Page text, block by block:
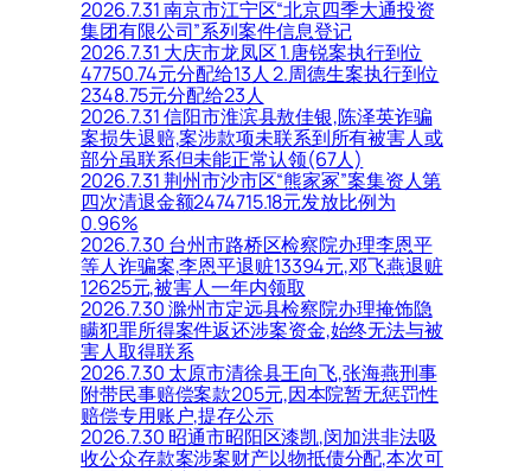
2026.7.31 南京市江宁区“北京四季大通投资
集团有限公司”系列案件信息登记
2026.7.31 大庆市龙凤区 1.唐锐案执行到位
47750.74元分配给13人 2.周德生案执行到位
2348.75元分配给23人
2026.7.31 信阳市淮滨县敖佳银,陈泽英诈骗
案损失退赔,案涉款项未联系到所有被害人或
部分虽联系但未能正常认领(67人)
2026.7.31 荆州市沙市区“熊家冢”案集资人第
四次清退金额2474715.18元发放比例为
0.96%
2026.7.30 台州市路桥区检察院办理李恩平
等人诈骗案,李恩平退赃13394元,邓飞燕退赃
12625元,被害人一年内领取
2026.7.30 滁州市定远县检察院办理掩饰隐
瞒犯罪所得案件返还涉案资金,始终无法与被
害人取得联系
2026.7.30 太原市清徐县王向飞,张海燕刑事
附带民事赔偿案款205元,因本院暂无惩罚性
赔偿专用账户,提存公示
2026.7.30 昭通市昭阳区漆凯,闵加洪非法吸
收公众存款案涉案财产以物抵债分配,本次可